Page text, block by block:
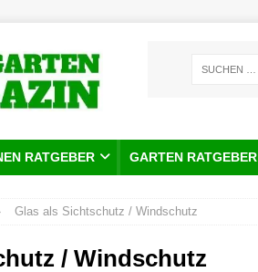
RATGEBER GARTEN RATGEBER
Glas als Sichtschutz / Windschutz
/ Windschutz